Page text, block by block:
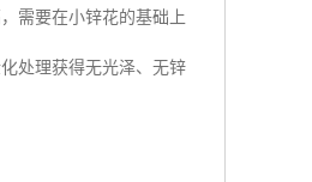
需要在小锌花的基础上
处理获得无光泽、无锌